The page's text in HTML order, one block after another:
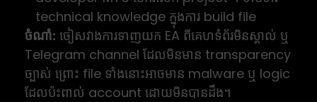
technical knowledge ក្នុងការ build file
ចំណាំ: ចៀសវាងការទាញយក EA ពីគេហទំព័រមិនស្គាល់ ឬ
Telegram channel ដែលមិនមាន transparency
ច្បាស់ ព្រោះ file ទាំងនោះអាចមាន malware ឬ logic
ដែលប៉ះពាល់ account ដោយមិនបានដឹង។